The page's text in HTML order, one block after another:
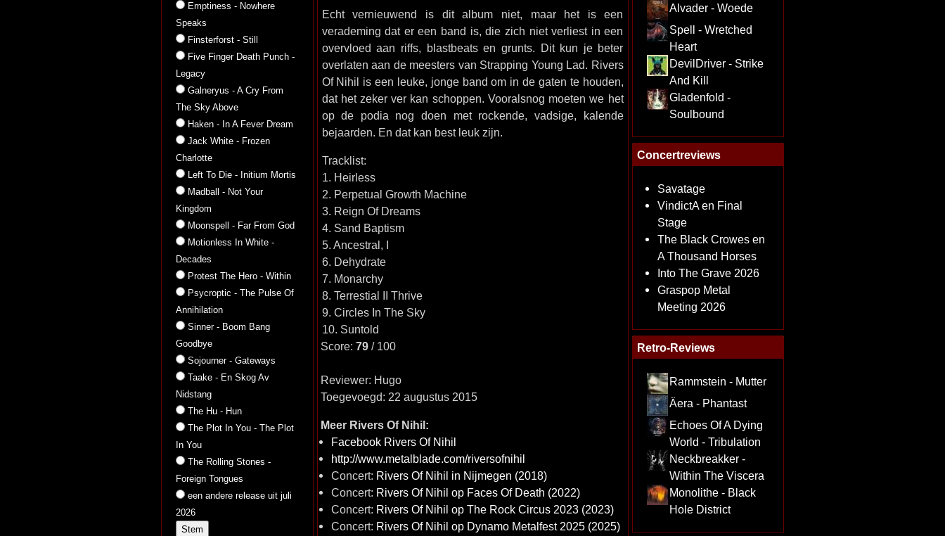
Emptiness - Nowhere
Speaks
Finsterforst - Still
Five Finger Death Punch -
Legacy
Galneryus - A Cry From
The Sky Above
Haken - In A Fever Dream
Jack White - Frozen
Charlotte
Left To Die - Initium Mortis
Madball - Not Your
Kingdom
Moonspell - Far From God
Motionless In White -
Decades
Protest The Hero - Within
Psycroptic - The Pulse Of
Annihilation
Sinner - Boom Bang
Goodbye
Sojourner - Gateways
Taake - En Skog Av
Nidstang
The Hu - Hun
The Plot In You - The Plot
In You
The Rolling Stones -
Foreign Tongues
een andere release uit juli
2026
Echt vernieuwend is dit album niet, maar het is een
verademing dat er een band is, die zich niet verliest in een
overvloed aan riffs, blastbeats en grunts. Dit kun je beter
overlaten aan de meesters van Strapping Young Lad. Rivers
Of Nihil is een leuke, jonge band om in de gaten te houden,
dat het zeker ver kan schoppen. Vooralsnog moeten we het
op de podia nog doen met rockende, vadsige, kalende
bejaarden. En dat kan best leuk zijn.
Tracklist:
1. Heirless
2. Perpetual Growth Machine
3. Reign Of Dreams
4. Sand Baptism
5. Ancestral, I
6. Dehydrate
7. Monarchy
8. Terrestial II Thrive
9. Circles In The Sky
10. Suntold
Score: 79/ 100
Reviewer: Hugo
Toegevoegd: 22 augustus 2015
Meer Rivers Of Nihil:
Facebook Rivers Of Nihil
http://www.metalblade.com/riversofnihil
Concert: Rivers Of Nihil in Nijmegen (2018)
Concert: Rivers Of Nihil op Faces Of Death (2022)
Concert: Rivers Of Nihil op The Rock Circus 2023 (2023)
Concert: Rivers Of Nihil op Dynamo Metalfest 2025 (2025)
Alvader - Woede
Spell - Wretched
Heart
DevilDriver - Strike
And Kill
Gladenfold -
Soulbound
Concertreviews
Savatage
VindictA en Final
Stage
The Black Crowes en
A Thousand Horses
Into The Grave 2026
Graspop Metal
Meeting 2026
Retro-Reviews
Rammstein - Mutter
Äera - Phantast
Echoes Of A Dying
World - Tribulation
Neckbreakker -
Within The Viscera
Monolithe - Black
Hole District